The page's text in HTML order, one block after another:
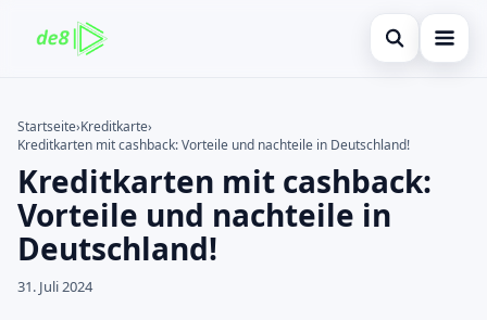
Suche öffnen
Finanzen
Kreditkarte
Investitionen
immobilienmarktes
Auf der Website suchen
Suchen nach:
Enter drücken zum Suchen oder ESC zum Schließen.
Startseite›Kreditkarte›
Kreditkarten mit cashback: Vorteile und nachteile in Deutschland!
Kreditkarten mit cashback:
Vorteile und nachteile in
Deutschland!
31. Juli 2024